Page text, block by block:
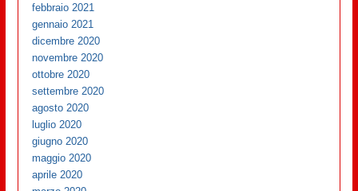
febbraio 2021
gennaio 2021
dicembre 2020
novembre 2020
ottobre 2020
settembre 2020
agosto 2020
luglio 2020
giugno 2020
maggio 2020
aprile 2020